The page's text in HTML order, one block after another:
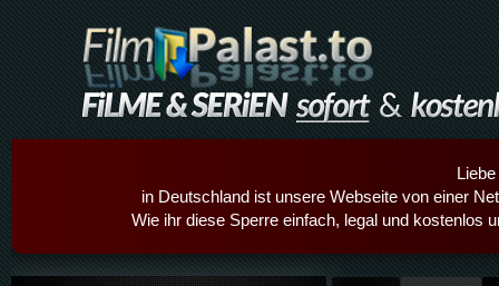
in Deutschland ist unsere Webseite von einer
Wie ihr diese Sperre einfach, legal und kostenlos